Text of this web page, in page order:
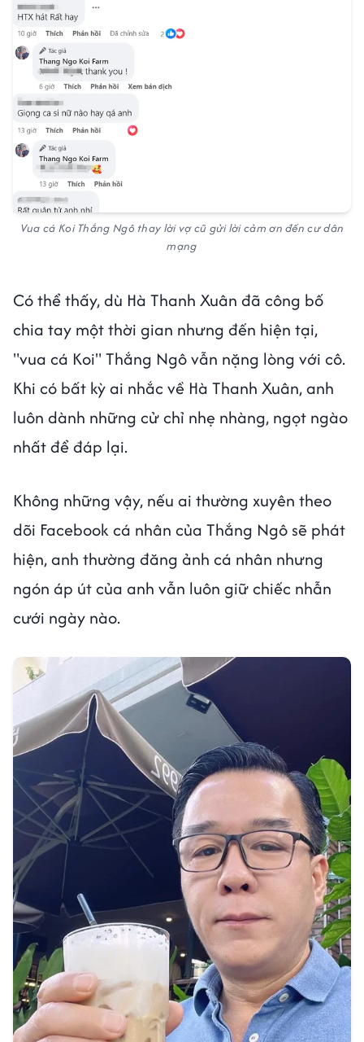
Vua cá Koi Thắng Ngô thay lời vợ cũ gửi lời cảm ơn đến cư dân
mạng
Có thể thấy, dù Hà Thanh Xuân đã công bố
chia tay một thời gian nhưng đến hiện tại,
"vua cá Koi" Thắng Ngô vẫn nặng lòng với cô.
Khi có bất kỳ ai nhắc về Hà Thanh Xuân, anh
luôn dành những cử chỉ nhẹ nhàng, ngọt ngào
nhất để đáp lại.
Không những vậy, nếu ai thường xuyên theo
dõi Facebook cá nhân của Thắng Ngô sẽ phát
hiện, anh thường đăng ảnh cá nhân nhưng
ngón áp út của anh vẫn luôn giữ chiếc nhẫn
cưới ngày nào.